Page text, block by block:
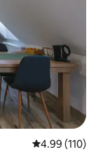
평점 4.99점(5
4.99 (110)